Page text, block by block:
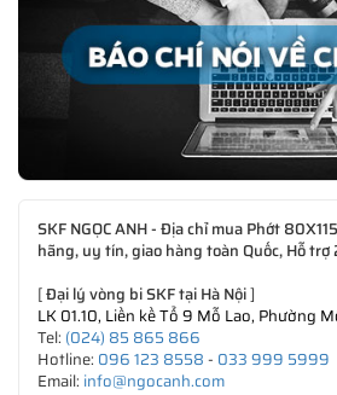
SKF NGỌC ANH - Địa chỉ mua Phớt
hãng, uy tín, giao hàng toàn Quốc, Hỗ trợ
[Đại lý vòng bi SKF tại Hà Nội]
LK 01.10, Liền kề Tổ 9 Mỗ Lao, Phường
Tel: (024) 85 865 866
Hotline: 096 123 8558- 033 999 5999
Email: info@ngocanh.com